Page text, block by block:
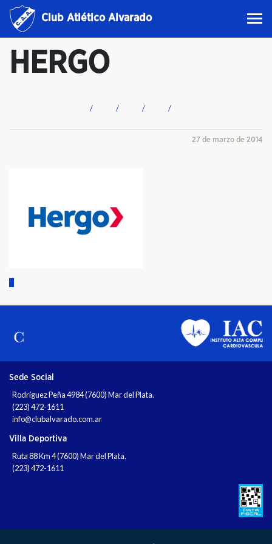
Club Atlético Alvarado
HERGO
27 de marzo de 2014
Sede Social
Rodríguez Peña 4984 (7600) Mar del Plata.
(223) 472-1611
info@clubalvarado.com.ar
Villa Deportiva
Ruta 88 Km 4 (7600) Mar del Plata.
(223) 472-1611